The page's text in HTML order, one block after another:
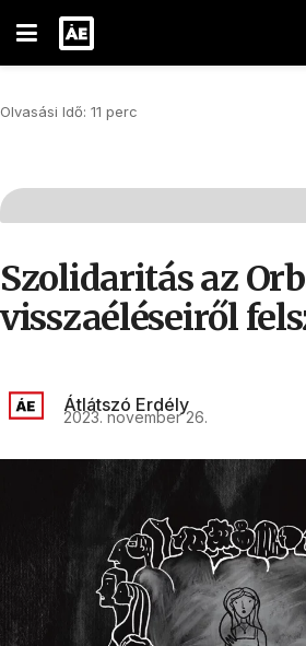
Olvasási Idő: 11 perc
Szolidaritás az
visszaéléseiről
Átlátszó Erdély
2023. november 26.